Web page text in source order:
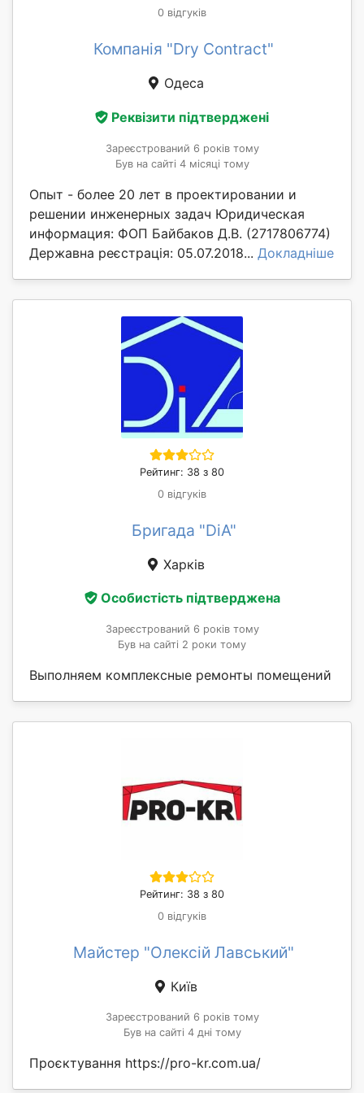
0 відгуків
Компанія "Dry Contract"
Одеса
Реквізити підтверджені
Зареєстрований 6 років тому
Був на сайті 4 місяці тому
Опыт - более 20 лет в проектировании и
решении инженерных задач Юридическая
информация: ФОП Байбаков Д.В. (2717806774)
Державна реєстрація: 05.07.2018... Докладніше
Рейтинг: 38 з 80
0 відгуків
Бригада "DiA"
Харків
Особистість підтверджена
Зареєстрований 6 років тому
Був на сайті 2 роки тому
Выполняем комплексные ремонты помещений
Рейтинг: 38 з 80
0 відгуків
Майстер "Олексій Лавський"
Київ
Зареєстрований 6 років тому
Був на сайті 4 дні тому
Проєктування https://pro-kr.com.ua/